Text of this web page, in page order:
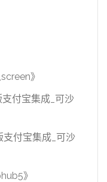
》
付宝集成_可沙
付宝集成_可沙
》